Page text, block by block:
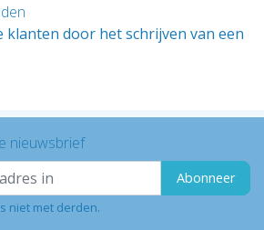
klanten door het schrijven van een
nieuwsbrief
Abonneer
niet met derden.